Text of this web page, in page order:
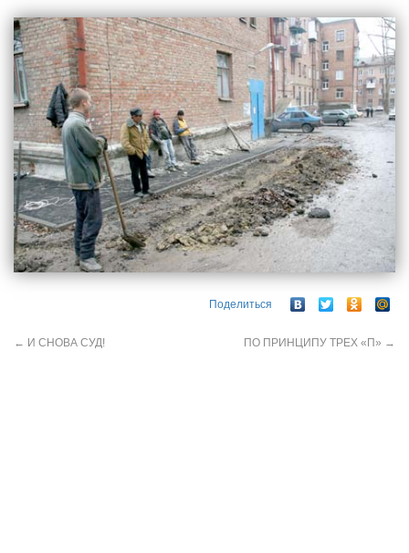
Поделиться
← И СНОВА СУД! ПО ПРИНЦИПУ ТРЕХ «П» →